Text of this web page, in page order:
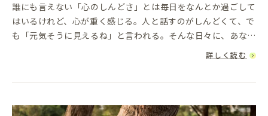
誰にも言えない「心のしんどさ」とは毎日をなんとか過ごして
はいるけれど、心が重く感じる。人と話すのがしんどくて、で
も「元気そうに見えるね」と言われる。そんな日々に、あなた
は「この程度で誰かに相談していいのかな」と、ためらってい
詳しく読む